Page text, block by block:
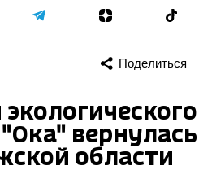
Поделиться
вернулась
области